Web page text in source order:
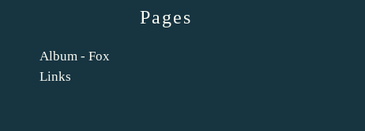
Pages
Album - Fox
Links